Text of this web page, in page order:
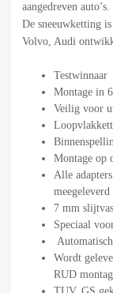
aangedreven
De sneeuwketting
Volvo, Audi
Testwinnaar
Montage in
Veilig voor
Montage op
Alle
meegeleverd
7 mm
Speciaal
Wordt
RUD